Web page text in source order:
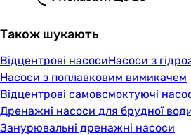
Також шукають
Відцентрові насосиНасоси з
Насоси з поплавковим вимикачем
Відцентрові самовсмоктуючі
Дренажні насоси для брудної
Занурювальні дренажні насоси